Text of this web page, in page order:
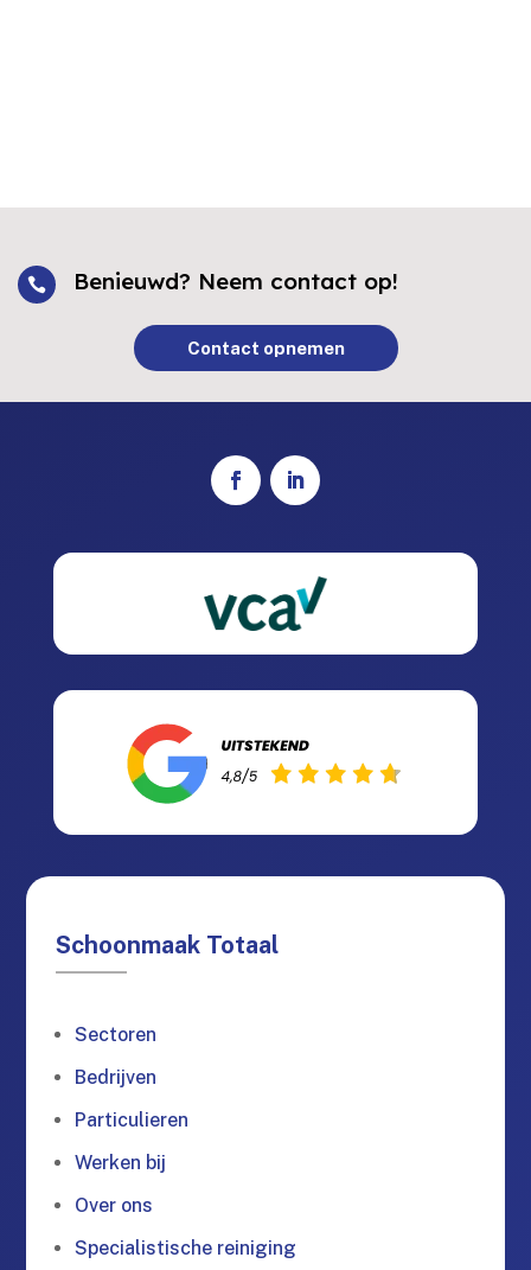
 Benieuwd? Neem contact op!
Contact opnemen
Schoonmaak Totaal
Sectoren
Bedrijven
Particulieren
Werken bij
Over ons
Specialistische reiniging